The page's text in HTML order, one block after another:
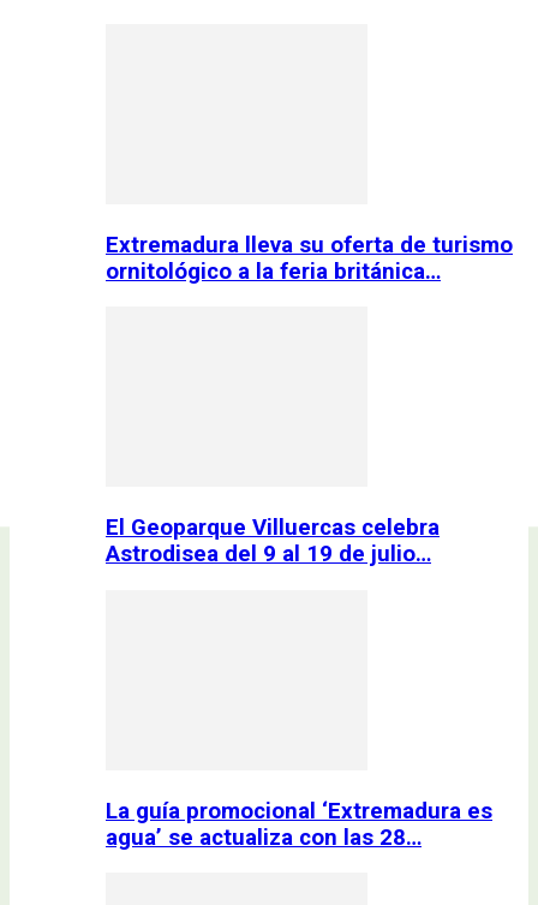
Extremadura lleva su oferta de turismo
ornitológico a la feria británica…
El Geoparque Villuercas celebra
Astrodisea del 9 al 19 de julio…
La guía promocional ‘Extremadura es
agua’ se actualiza con las 28…